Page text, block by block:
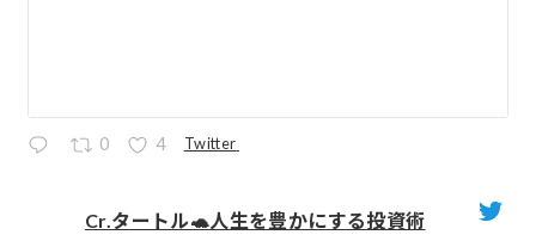
0 4 Twitter
Cr.タートル🐢人生を豊かにする投資術